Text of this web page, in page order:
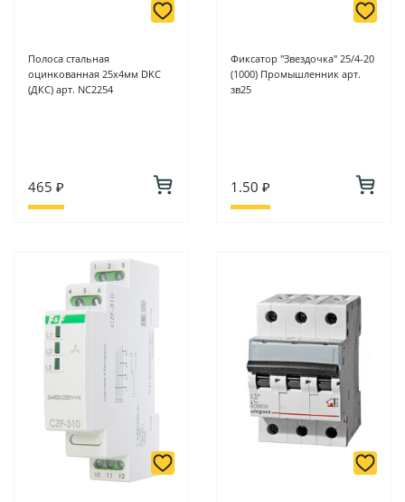
Полоса стальная
оцинкованная 25х4мм DKC
(ДКС) арт. NC2254
465 ₽
Фиксатор "Звездочка" 25/4-20
(1000) Промышленник арт.
зв25
1.50 ₽